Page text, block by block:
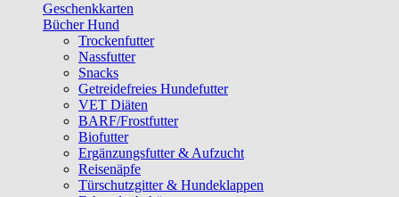
Geschenkkarten
Bücher Hund
Trockenfutter
Nassfutter
Snacks
Getreidefreies Hundefutter
VET Diäten
BARF/Frostfutter
Biofutter
Ergänzungsfutter & Aufzucht
Reisenäpfe
Türschutzgitter & Hundeklappen